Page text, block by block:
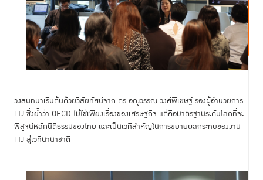
วงสนทนาเริ่มต้นด้วยวิสัยทัศน์จาก ดร.อณูวรรณ วงศ์พิเชษฐ์ รองผู้อำนวยการ
TIJ ซึ่งย้ำว่า OECD ไม่ใช่เพียงเรื่องของเศรษฐกิจ แต่คือมาตรฐานระดับโลกที่จะ
พิสูจน์หลักนิติธรรมของไทย และเป็นเวทีสำคัญในการขยายผลกระทบของงาน
TIJ สู่เวทีนานาชาติ